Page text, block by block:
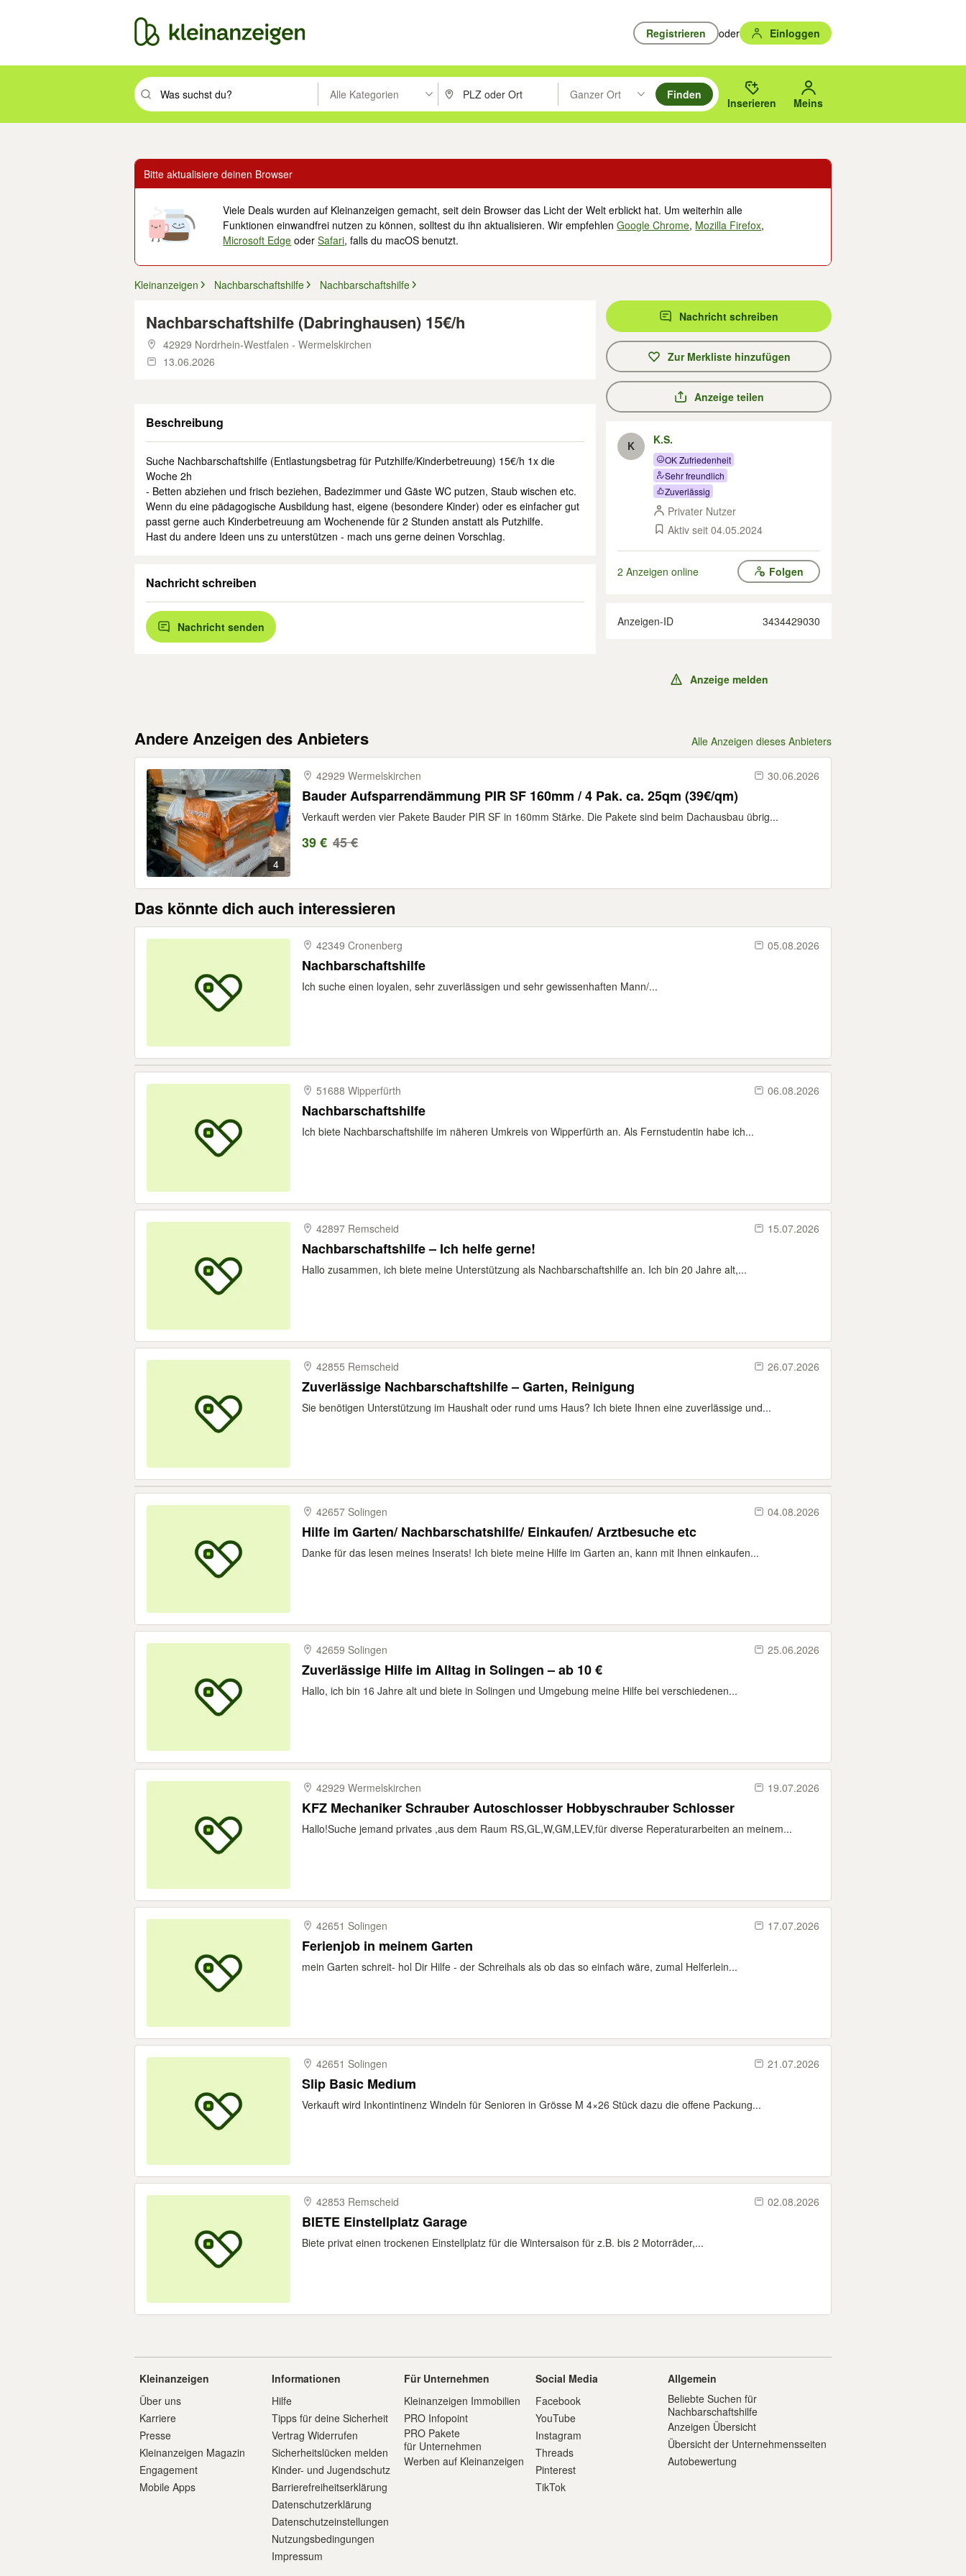
Registrieren oder Einloggen
Suchbegriff eingeben. Eingabetaste drücken um zu suchen, oder Vorschläge mit den Pfeiltasten nach oben/unten durchsuchen und mit Eingabetaste auswählen.
Alle Kategorien PLZ oder Ort eingeben. Eingabetaste drücken um zu suchen, oder Vorschläge mit den Pfeiltasten nach oben/
Ganzer Ort
Suche im Umkreis des gewählten Orts oder PLZ.
Finden
Inserieren Meins
Bitte aktualisiere deinen Browser
Viele Deals wurden auf Kleinanzeigen gemacht, seit dein Browser das Licht der Welt erblickt hat. Um weiterhin alle
Funktionen einwandfrei nutzen zu können, solltest du ihn aktualisieren. Wir empfehlenGoogle Chrome, Mozilla Firefox,
Microsoft Edge oderSafari, falls du macOS benutzt.
Kleinanzeigen Nachbarschaftshilfe Nachbarschaftshilfe
Nachbarschaftshilfe (Dabringhausen) 15€/h
42929 Nordrhein-Westfalen - Wermelskirchen
13.06.2026
Beschreibung
Suche Nachbarschaftshilfe (Entlastungsbetrag für Putzhilfe/Kinderbetreuung) 15€/h 1x die
Woche 2h
- Betten abziehen und frisch beziehen, Badezimmer und Gäste WC putzen, Staub wischen etc.
Wenn du eine pädagogische Ausbildung hast, eigene (besondere Kinder) oder es einfacher gut
passt gerne auch Kinderbetreuung am Wochenende für 2 Stunden anstatt als Putzhilfe.
Hast du andere Ideen uns zu unterstützen - mach uns gerne deinen Vorschlag.
Nachricht schreiben
Nachricht senden
Nachricht schreiben
Zur Merkliste hinzufügen
Anzeige teilen
K K.S.
OK Zufriedenheit
Sehr freundlich
Zuverlässig
Privater Nutzer
Aktiv seit 04.05.2024
2 Anzeigen online Folgen
Anzeigen-ID 3434429030
Anzeige melden
Andere Anzeigen des Anbieters Alle Anzeigen dieses Anbieters
4
42929 Wermelskirchen 30.06.2026
Bauder Aufsparrendämmung PIR SF 160mm / 4 Pak. ca. 25qm (39€/qm)
Verkauft werden vier Pakete Bauder PIR SF in 160mm Stärke. Die Pakete sind beim Dachausbau übrig...
39 € 45 €
Das könnte dich auch interessieren
42349 Cronenberg 05.08.2026
Nachbarschaftshilfe
Ich suche einen loyalen, sehr zuverlässigen und sehr gewissenhaften Mann/...
51688 Wipperfürth 06.08.2026
Nachbarschaftshilfe
Ich biete Nachbarschaftshilfe im näheren Umkreis von Wipperfürth an. Als Fernstudentin habe ich...
42897 Remscheid 15.07.2026
Nachbarschaftshilfe – Ich helfe gerne!
Hallo zusammen, ich biete meine Unterstützung als Nachbarschaftshilfe an. Ich bin 20 Jahre alt,...
42855 Remscheid 26.07.2026
Zuverlässige Nachbarschaftshilfe – Garten, Reinigung
Sie benötigen Unterstützung im Haushalt oder rund ums Haus? Ich biete Ihnen eine zuverlässige und...
42657 Solingen 04.08.2026
Hilfe im Garten/ Nachbarschatshilfe/ Einkaufen/ Arztbesuche etc
Danke für das lesen meines Inserats! Ich biete meine Hilfe im Garten an, kann mit Ihnen einkaufen...
42659 Solingen 25.06.2026
Zuverlässige Hilfe im Alltag in Solingen – ab 10 €
Hallo, ich bin 16 Jahre alt und biete in Solingen und Umgebung meine Hilfe bei verschiedenen...
42929 Wermelskirchen 19.07.2026
KFZ Mechaniker Schrauber Autoschlosser Hobbyschrauber Schlosser
Hallo!Suche jemand privates ,aus dem Raum RS,GL,W,GM,LEV,für diverse Reperaturarbeiten an meinem...
42651 Solingen 17.07.2026
Ferienjob in meinem Garten
mein Garten schreit- hol Dir Hilfe - der Schreihals als ob das so einfach wäre, zumal Helferlein...
42651 Solingen 21.07.2026
Slip Basic Medium
Verkauft wird Inkontintinenz Windeln für Senioren in Grösse M 4×26 Stück dazu die offene Packung...
42853 Remscheid 02.08.2026
BIETE Einstellplatz Garage
Biete privat einen trockenen Einstellplatz für die Wintersaison für z.B. bis 2 Motorräder,...
Kleinanzeigen
Über uns
Karriere
Presse
Kleinanzeigen Magazin
Engagement
Mobile Apps
Informationen
Hilfe
Tipps für deine Sicherheit
Vertrag Widerrufen
Sicherheitslücken melden
Kinder- und Jugendschutz
Barrierefreiheitserklärung
Datenschutzerklärung
Datenschutzeinstellungen
Nutzungsbedingungen
Impressum
Für Unternehmen
Kleinanzeigen Immobilien
PRO Infopoint
PRO Pakete
für Unternehmen
Werben auf Kleinanzeigen
Social Media
Facebook
YouTube
Instagram
Threads
Pinterest
TikTok
Allgemein
Beliebte Suchen für
Nachbarschaftshilfe
Anzeigen Übersicht
Übersicht der Unternehmensseiten
Autobewertung